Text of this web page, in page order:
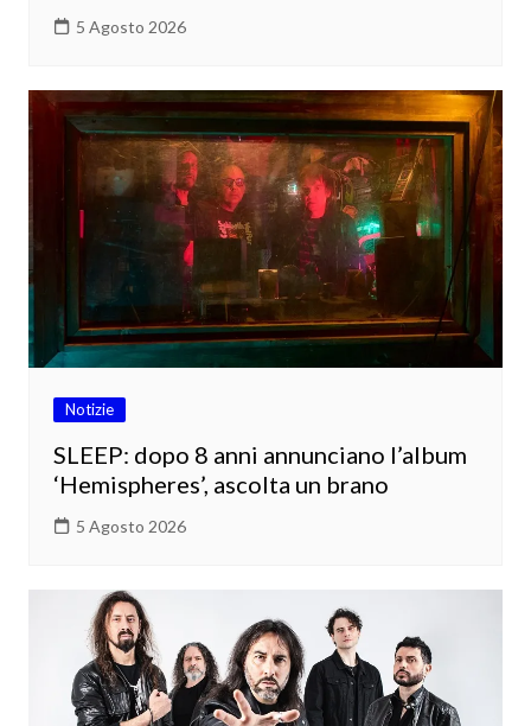
5 Agosto 2026
Notizie
SLEEP: dopo 8 anni annunciano l’album
‘Hemispheres’, ascolta un brano
5 Agosto 2026